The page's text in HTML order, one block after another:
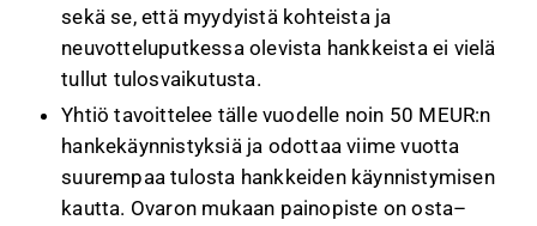
sekä se, että myydyistä kohteista ja
neuvotteluputkessa olevista hankkeista ei vielä
tullut tulosvaikutusta.
Yhtiö tavoittelee tälle vuodelle noin 50 MEUR:n
hankekäynnistyksiä ja odottaa viime vuotta
suurempaa tulosta hankkeiden käynnistymisen
kautta. Ovaron mukaan painopiste on osta–